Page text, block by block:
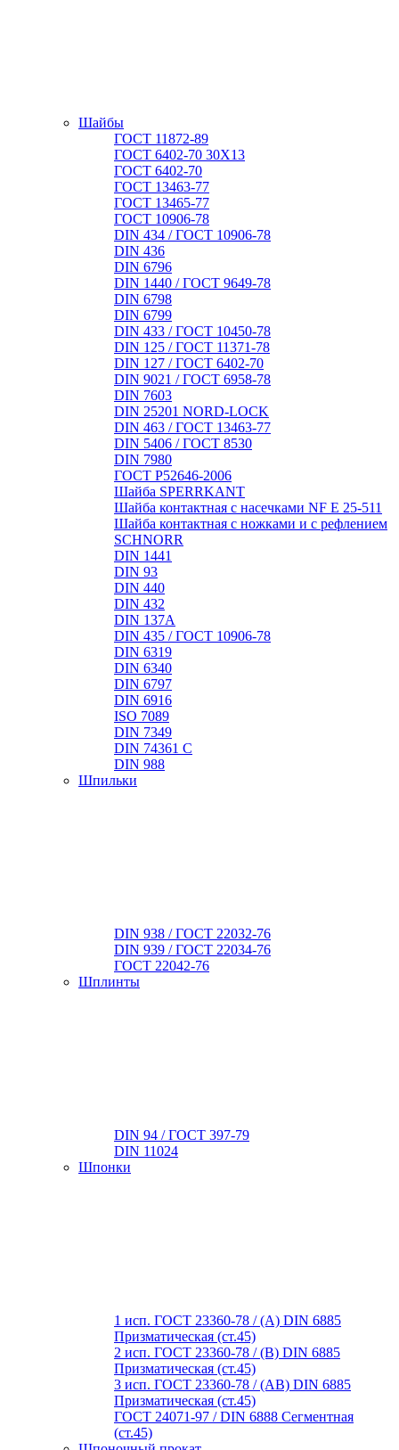
Шайбы
ГОСТ 11872-89
ГОСТ 6402-70 30Х13
ГОСТ 6402-70
ГОСТ 13463-77
ГОСТ 13465-77
ГОСТ 10906-78
DIN 434 / ГОСТ 10906-78
DIN 436
DIN 6796
DIN 1440 / ГОСТ 9649-78
DIN 6798
DIN 6799
DIN 433 / ГОСТ 10450-78
DIN 125 / ГОСТ 11371-78
DIN 127 / ГОСТ 6402-70
DIN 9021 / ГОСТ 6958-78
DIN 7603
DIN 25201 NORD-LOCK
DIN 463 / ГОСТ 13463-77
DIN 5406 / ГОСТ 8530
DIN 7980
ГОСТ Р52646-2006
Шайба SPERRKANT
Шайба контактная с насечками NF E 25-511
Шайба контактная с ножками и с рефлением
SCHNORR
DIN 1441
DIN 93
DIN 440
DIN 432
DIN 137A
DIN 435 / ГОСТ 10906-78
DIN 6319
DIN 6340
DIN 6797
DIN 6916
ISO 7089
DIN 7349
DIN 74361 C
DIN 988
Шпильки
DIN 938 / ГОСТ 22032-76
DIN 939 / ГОСТ 22034-76
ГОСТ 22042-76
Шплинты
DIN 94 / ГОСТ 397-79
DIN 11024
Шпонки
1 исп. ГОСТ 23360-78 / (A) DIN 6885
Призматическая (ст.45)
2 исп. ГОСТ 23360-78 / (B) DIN 6885
Призматическая (ст.45)
3 исп. ГОСТ 23360-78 / (AB) DIN 6885
Призматическая (ст.45)
ГОСТ 24071-97 / DIN 6888 Сегментная
(ст.45)